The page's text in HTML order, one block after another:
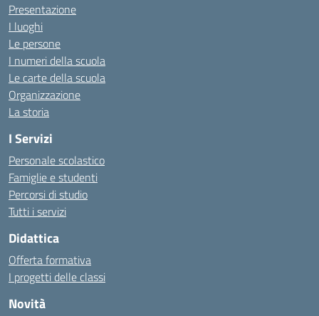
Presentazione
I luoghi
Le persone
I numeri della scuola
Le carte della scuola
Organizzazione
La storia
I Servizi
Personale scolastico
Famiglie e studenti
Percorsi di studio
Tutti i servizi
Didattica
Offerta formativa
I progetti delle classi
Novità